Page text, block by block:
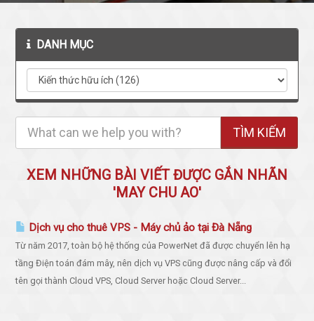
DANH MỤC
XEM NHỮNG BÀI VIẾT ĐƯỢC GẮN NHÃN
'MAY CHU AO'
Dịch vụ cho thuê VPS - Máy chủ ảo tại Đà Nẵng
Từ năm 2017, toàn bộ hệ thống của PowerNet đã được chuyển lên hạ
tầng Điện toán đám mây, nên dịch vụ VPS cũng được nâng cấp và đổi
tên gọi thành Cloud VPS, Cloud Server hoặc Cloud Server...